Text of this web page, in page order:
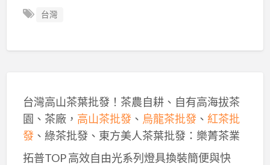
台灣
台灣高山茶葉批發！茶農自耕、自有高海拔茶
園、茶廠， 高山茶批發、 烏龍茶批發、 紅茶批
發、綠茶批發、東方美人茶葉批發：樂菁茶業
拓普TOP 高效自由光系列燈具換裝簡便與快